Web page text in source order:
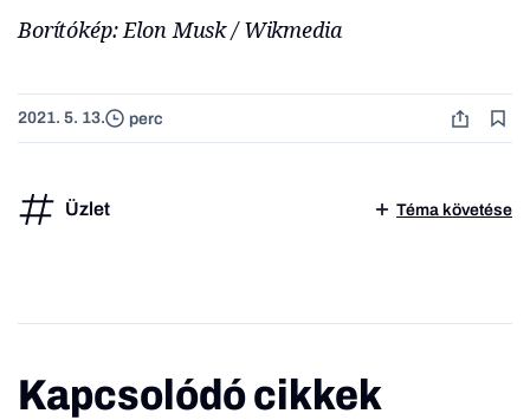
Borítókép: Elon Musk / Wikmedia
2021. 5. 13. perc
Üzlet Téma követése
Kapcsolódó cikkek